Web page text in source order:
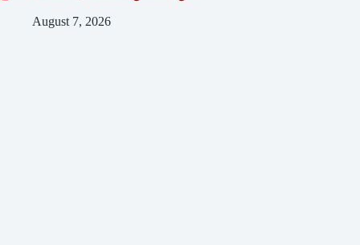
August 7, 2026